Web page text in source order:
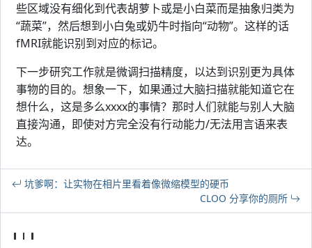
些区域没有细化到代表胡萝卜或是小白菜而是抽象归类为
“蔬菜”，然后想到小白兔或奶牛时指向“动物”。这样的话
fMRI就能识别到对应的标记。
下一步研究工作就是微调扫描精度，以达到识别更为具体
事物的目的。想象一下，如果通过大脑扫描就能知道它在
想什么，这是多么xxxx的事情？那时人们就能与别人大脑
直接沟通，即使对方完全没有行动能力/无法用言语来表
达。
坑爹啊：让实物在相片里看着像微缩模型的硬币
CLOO 分享你的厕所